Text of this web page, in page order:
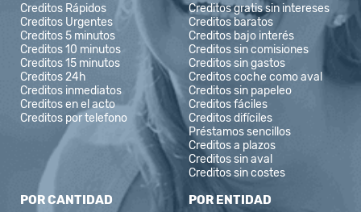
Creditos Rápidos
Creditos Urgentes
Creditos 5 minutos
Creditos 10 minutos
Creditos 15 minutos
Creditos 24h
Creditos inmediatos
Creditos en el acto
Creditos por telefono
Creditos gratis sin intereses
Creditos baratos
Creditos bajo interés
Creditos sin comisiones
Creditos sin gastos
Creditos coche como aval
Creditos sin papeleo
Creditos fáciles
Creditos difíciles
Préstamos sencillos
Creditos a plazos
Creditos sin aval
Creditos sin costes
POR CANTIDAD POR ENTIDAD